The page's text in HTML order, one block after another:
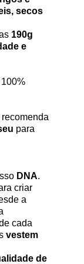
secos
190g
e
para
DNA.
criar
a
cada
vestem
de